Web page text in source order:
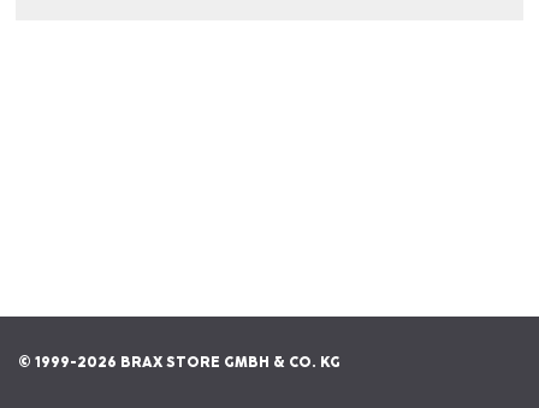
© 1999-2026 BRAX STORE GMBH & CO. KG